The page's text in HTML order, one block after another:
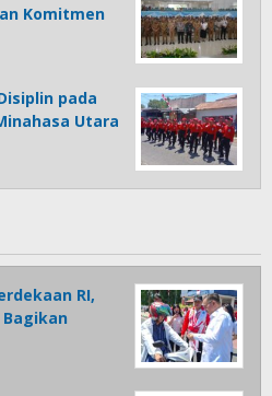
Komitmen
pada
Utara
RI,
Bagikan